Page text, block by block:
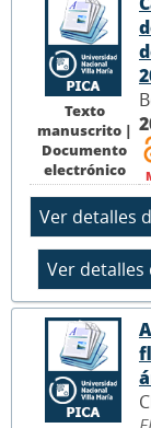
Texto
manuscrito |
Documento
electrónico